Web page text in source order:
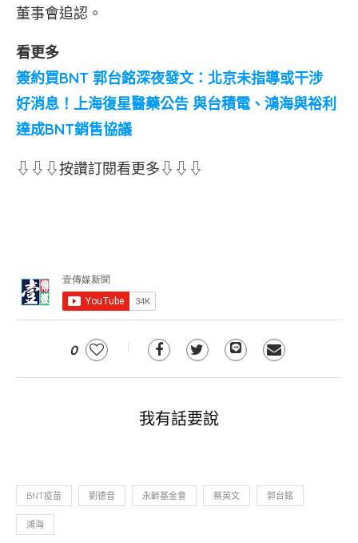
董事會追認。
看更多
簽約買BNT 郭台銘深夜發文：北京未指導或干涉
好消息！上海復星醫藥公告 與台積電、鴻海與裕利
達成BNT銷售協議
⇩⇩⇩按讚訂閱看更多⇩⇩⇩
0
我有話要說
BNT疫苗 劉德音 永齡基金會 蔡英文 郭台銘
鴻海